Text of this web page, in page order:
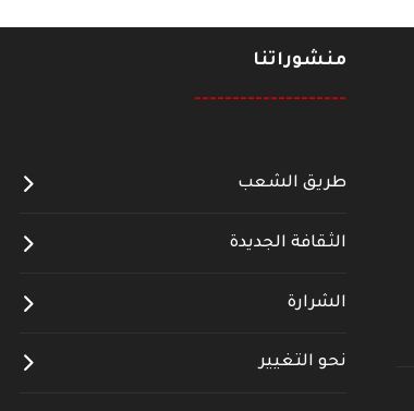
منشوراتنا
--------------------
طريق الشعب
الثقافة الجديدة
الشرارة
نحو التغيير